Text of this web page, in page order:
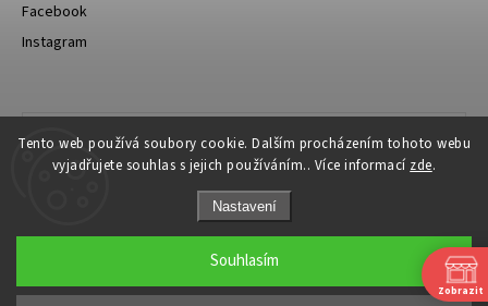
Tento web používá soubory cookie. Dalším procházením tohoto webu
vyjadřujete souhlas s jejich používáním.. Více informací zde.
Nastavení
Souhlasím
Facebook
Instagram
Copyright 2026HERO Comics. Všechna práva vyhrazena. Zobrazit